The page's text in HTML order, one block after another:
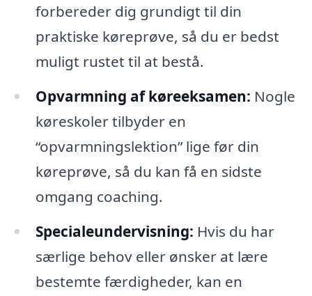
forbereder dig grundigt til din
praktiske køreprøve, så du er bedst
muligt rustet til at bestå.
Opvarmning af køreeksamen: Nogle
køreskoler tilbyder en
“opvarmningslektion” lige før din
køreprøve, så du kan få en sidste
omgang coaching.
Specialeundervisning: Hvis du har
særlige behov eller ønsker at lære
bestemte færdigheder, kan en